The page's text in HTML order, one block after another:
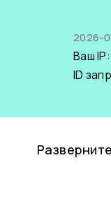
2026-
Ваш IP:
ID